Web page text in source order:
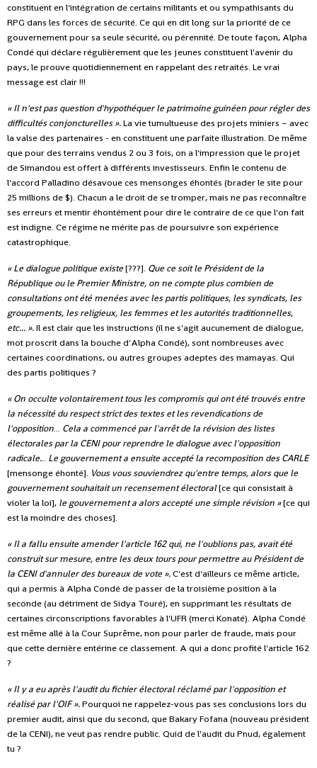
constituent en l'intégration de certains militants et ou sympathisants du
RPG dans les forces de sécurité. Ce qui en dit long sur la priorité de ce
gouvernement pour sa seule sécurité, ou pérennité. De toute façon, Alpha
Condé qui déclare régulièrement que les jeunes constituent l'avenir du
pays, le prouve quotidiennement en rappelant des retraités. Le vrai
message est clair !!!
« Il n'est pas question d'hypothéquer le patrimoine guinéen pour régler des
difficultés conjoncturelles ».La vie tumultueuse des projets miniers – avec
la valse des partenaires - en constituent une parfaite illustration. De même
que pour des terrains vendus 2 ou 3 fois, on a l'impression que le projet
de Simandou est offert à différents investisseurs. Enfin le contenu de
l'accord Palladino désavoue ces mensonges éhontés (brader le site pour
25 millions de $). Chacun a le droit de se tromper, mais ne pas reconnaître
ses erreurs et mentir éhontément pour dire le contraire de ce que l'on fait
est indigne. Ce régime ne mérite pas de poursuivre son expérience
catastrophique.
« Le dialogue politique existe[???]. Que ce soit le Président de la
République ou le Premier Ministre, on ne compte plus combien de
consultations ont été menées avec les partis politiques, les syndicats, les
groupements, les religieux, les femmes et les autorités traditionnelles,
etc... ».Ilest clair que les instructions (il ne s'agit aucunement de dialogue,
mot proscrit dans la bouche d'Alpha Condé), sont nombreuses avec
certaines coordinations, ou autres groupes adeptes des mamayas. Qui
des partis politiques ?
« On occulte volontairement tous les compromis qui ont été trouvés entre
la nécessité du respect strict des textes et les revendications de
l'opposition... Cela a commencé par l'arrêt de la révision des listes
électorales par la CENI pour reprendre le dialogue avec l'opposition
radicale... Le gouvernement a ensuite accepté la recomposition des CARLE
[mensonge éhonté]. Vous vous souviendrez qu'entre temps, alors que le
gouvernement souhaitait un recensement électoral[ce qui consistait à
violer la loi], le gouvernement a alors accepté une simple révision »[ce qui
est la moindre des choses].
« Il a fallu ensuite amender l'article 162 qui, ne l'oublions pas, avait été
construit sur mesure, entre les deux tours pour permettre au Président de
la CENI d'annuler des bureaux de vote ».C'est d'ailleurs ce même article,
qui a permis à Alpha Condé de passer de la troisième position à la
seconde (au détriment de Sidya Touré), en supprimant les résultats de
certaines circonscriptions favorables à l'UFR (merci Konaté). Alpha Condé
est même allé à la Cour Suprême, non pour parler de fraude, mais pour
que cette dernière entérine ce classement. A qui a donc profité l'article 162
?
« Il y a eu après l'audit du fichier électoral réclamé par l'opposition et
réalisé par l'OIF ».Pourquoi ne rappelez-vous pas ses conclusions lors du
premier audit, ainsi que du second, que Bakary Fofana (nouveau président
de la CENI), ne veut pas rendre public. Quid de l'audit du Pnud, également
tu ?